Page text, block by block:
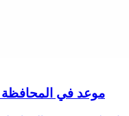
موعد في المحافظة